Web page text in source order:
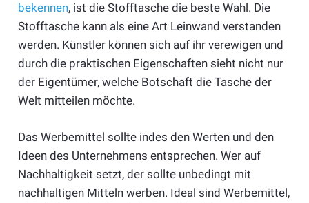
bekennen, ist die Stofftasche die beste Wahl. Die
Stofftasche kann als eine Art Leinwand verstanden
werden. Künstler können sich auf ihr verewigen und
durch die praktischen Eigenschaften sieht nicht nur
der Eigentümer, welche Botschaft die Tasche der
Welt mitteilen möchte.
Das Werbemittel sollte indes den Werten und den
Ideen des Unternehmens entsprechen. Wer auf
Nachhaltigkeit setzt, der sollte unbedingt mit
nachhaltigen Mitteln werben. Ideal sind Werbemittel,